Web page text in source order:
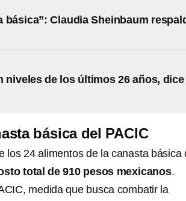
básica”: Claudia Sheinbaum
niveles de los últimos 26 años, dice
básica del PACIC
los 24 alimentos de la canasta básica
total de 910 pesos mexicanos.
medida que busca combatir la